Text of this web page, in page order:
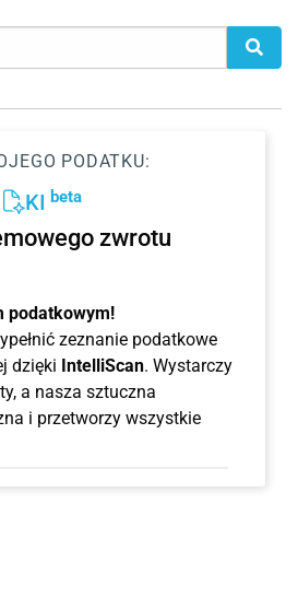
PODATKU:
KI beta
zwrotu
podatkowym!
zeznanie podatkowe
dzięki IntelliScan. Wystarczy
a nasza sztuczna
i przetworzy wszystkie